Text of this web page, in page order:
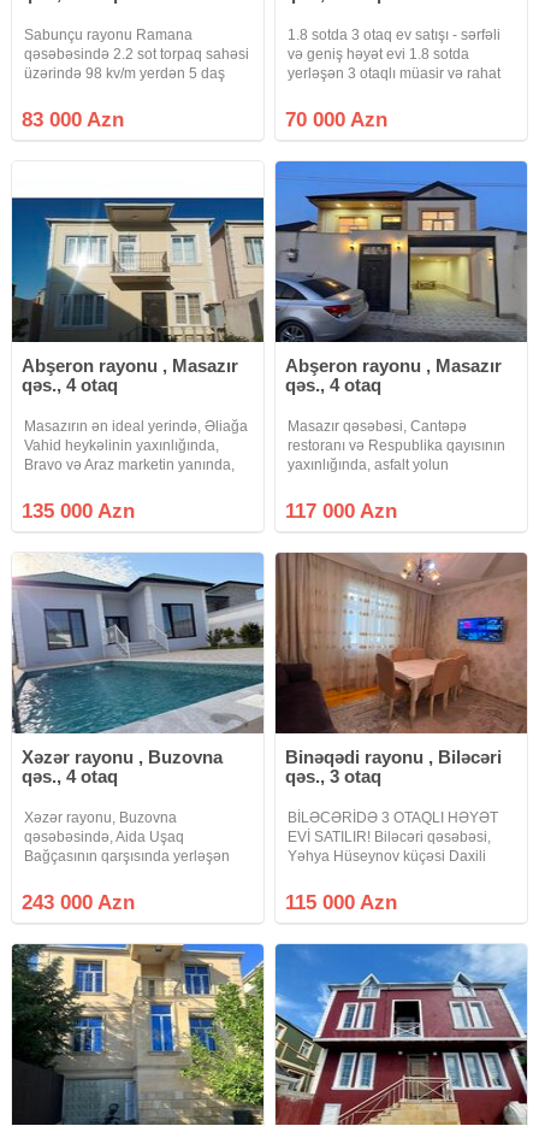
Sabunçu rayonu Ramana
qəsəbəsində 2.2 sot torpaq sahəsi
üzərində 98 kv/m yerdən 5 daş
sanuzeldən ibarət həyət evi satılır.
Sənəd:Bələdiyyə Qiymət 83000 (
83 000 Azn
1.8 sotda 3 otaq ev satışı - sərfəli
və geniş həyət evi 1.8 sotda
yerləşən 3 otaqlı müasir və rahat
ideal planlanmış bu ev təmiri ilə
seçilir. Təcili satılıq ev olduğu üçün
70 000 Azn
Abşeron rayonu , Masazır
qəs., 4 otaq
Masazırın ən ideal yerində, Əliağa
Vahid heykəlinin yaxınlığında,
Bravo və Araz marketin yanında,
mərtəbəli, 4-otaqlı tam təmirli
həyət evi satılır. Ev, Masazırın
135 000 Azn
Abşeron rayonu , Masazır
qəs., 4 otaq
Masazır qəsəbəsi, Cantəpə
restoranı və Respublika qayısının
yaxınlığında, asfalt yolun
yaxınlığında, 20 yanvardan gedən
142 n-li marşrut yolunun 100
117 000 Azn
Xəzər rayonu , Buzovna
qəs., 4 otaq
Xəzər rayonu, Buzovna
qəsəbəsində, Aida Uşaq
Bağçasının qarşısında yerləşən
sahəsində inşa olunmuş həyət evi
satılır. Əmlakın paket kupçası var
Qeyd edək
243 000 Azn
Binəqədi rayonu , Biləcəri
qəs., 3 otaq
BİLƏCƏRİDƏ 3 OTAQLI HƏYƏT
EVİ SATILIR! Biləcəri qəsəbəsi,
Yəhya Hüseynov küçəsi Daxili
İstirahət Mərkəzinin yaxınlığı
Torpaq sahəsi: 1 sot Ev: 75 m²
115 000 Azn